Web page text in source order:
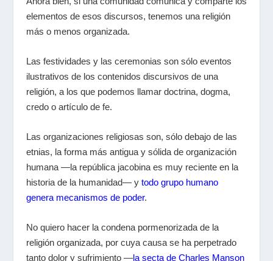
elementos de esos discursos, tenemos una religión
más o menos organizada.
Las festividades y las ceremonias son sólo eventos
ilustrativos de los contenidos discursivos de una
religión, a los que podemos llamar doctrina, dogma,
credo o artículo de fe.
Las organizaciones religiosas son, sólo debajo de las
etnias, la forma más antigua y sólida de organización
humana —la república jacobina es muy reciente en la
historia de la humanidad— y todo grupo humano
genera mecanismos de poder.
No quiero hacer la condena pormenorizada de la
religión organizada, por cuya causa se ha perpetrado
tanto dolor y sufrimiento —la secta de Charles Manson